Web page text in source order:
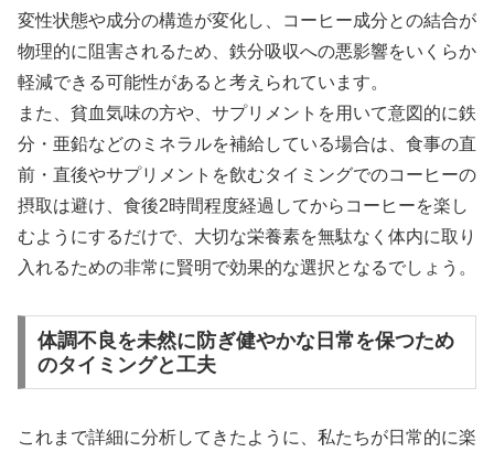
変性状態や成分の構造が変化し、コーヒー成分との結合が
物理的に阻害されるため、鉄分吸収への悪影響をいくらか
軽減できる可能性があると考えられています。
また、貧血気味の方や、サプリメントを用いて意図的に鉄
分・亜鉛などのミネラルを補給している場合は、食事の直
前・直後やサプリメントを飲むタイミングでのコーヒーの
摂取は避け、食後2時間程度経過してからコーヒーを楽し
むようにするだけで、大切な栄養素を無駄なく体内に取り
入れるための非常に賢明で効果的な選択となるでしょう。
体調不良を未然に防ぎ健やかな日常を保つため
のタイミングと工夫
これまで詳細に分析してきたように、私たちが日常的に楽